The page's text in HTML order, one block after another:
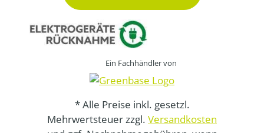
Ein Fachhändler von
* Alle Preise inkl. gesetzl.
Mehrwertsteuer zzgl. Versandkosten